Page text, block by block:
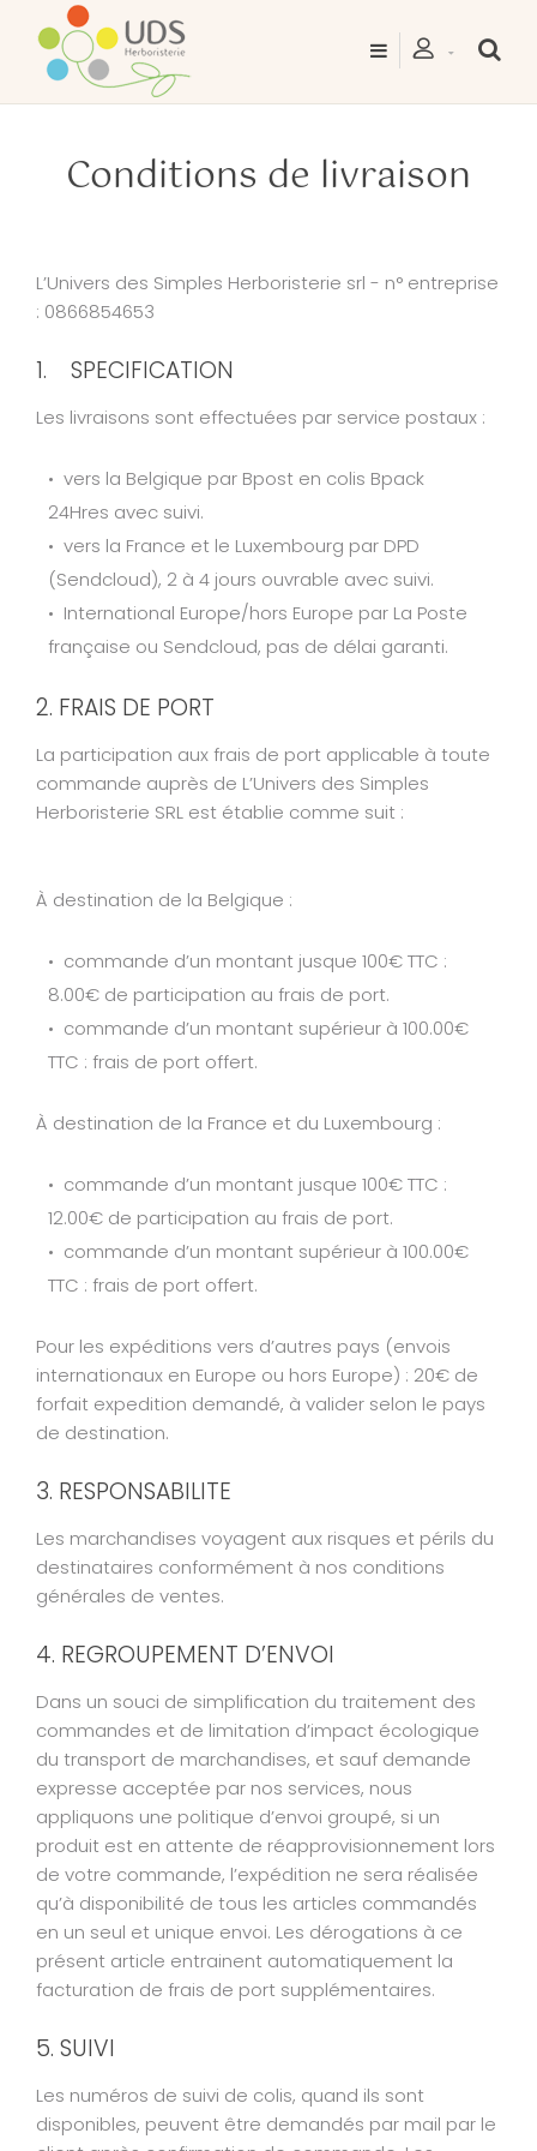
Conditions de livraison
L’Univers des Simples Herboristerie srl - n° entreprise
: 0866854653
1. SPECIFICATION
Les livraisons sont effectuées par service postaux :
vers la Belgique par Bpost en colis Bpack
24Hres avec suivi.
vers la France et le Luxembourg par DPD
(Sendcloud), 2 à 4 jours ouvrable avec suivi.
International Europe/hors Europe par La Poste
française ou Sendcloud, pas de délai garanti.
2. FRAIS DE PORT
La participation aux frais de port applicable à toute
commande auprès de L’Univers des Simples
Herboristerie SRL est établie comme suit :
À destination de la Belgique :
commande d’un montant jusque 100€ TTC :
8.00€ de participation au frais de port.
commande d’un montant supérieur à 100.00€
TTC : frais de port offert.
À destination de la France et du Luxembourg :
commande d’un montant jusque 100€ TTC :
12.00€ de participation au frais de port.
commande d’un montant supérieur à 100.00€
TTC : frais de port offert.
Pour les expéditions vers d’autres pays (envois
internationaux en Europe ou hors Europe) : 20€ de
forfait expedition demandé, à valider selon le pays
de destination.
3. RESPONSABILITE
Les marchandises voyagent aux risques et périls du
destinataires conformément à nos conditions
générales de ventes.
4. REGROUPEMENT D’ENVOI
Dans un souci de simplification du traitement des
commandes et de limitation d’impact écologique
du transport de marchandises, et sauf demande
expresse acceptée par nos services, nous
appliquons une politique d’envoi groupé, si un
produit est en attente de réapprovisionnement lors
de votre commande, l’expédition ne sera réalisée
qu’à disponibilité de tous les articles commandés
en un seul et unique envoi. Les dérogations à ce
présent article entrainent automatiquement la
facturation de frais de port supplémentaires.
5. SUIVI
Les numéros de suivi de colis, quand ils sont
disponibles, peuvent être demandés par mail par le